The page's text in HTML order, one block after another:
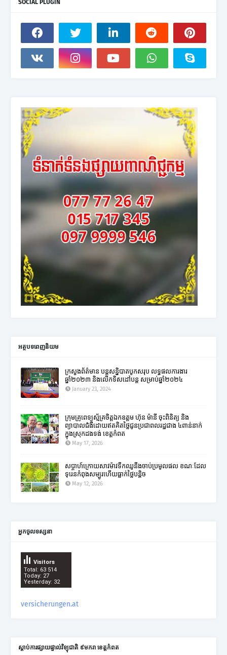
SOCIAL PLUGIN
អត្ថបទពេញនិយម
ក្រសួងព័ត៌មាន បន្តសន្និបាតបូកសរុប លទ្ធផលការងារ
ឆ្នាំ២០២៣ និងលើកទិសដៅបន្ត សម្រាប់ឆ្នាំ២០២៤
January 23, 2024
ក្រុមគ្រូពេទ្យស្ម័គ្រចិត្តឯកឧត្តម ហ៊ុន ម៉ានី ចុះពិនិត្យ និង
ព្យាបាលជំងឺដោយឥតគិតថ្លៃជូនប្រជាពលរដ្ឋជាង ៤ពាន់នាក់
ក្នុងស្រុកដងទង់ ខេត្តកំពត
May 17, 2026
សប្តាហ៍ក្រោយសាវម៉ាវទឹកឈូនឹងចាប់ប្រមូលផល ខណៈដែល
ទុរេនកំពុងសម្បូរហើយធ្លាក់ថ្លៃបន្តិច
May 12, 2026
អ្នកចូលទស្សនា
Total: 63 514
Today: 27
Yesterday: 32
Visitors
versicherungen.at
ស្តាប់ការផ្សាយផ្ទាល់វិទ្យុជាតិ ៩មករា ខេត្តកំពត